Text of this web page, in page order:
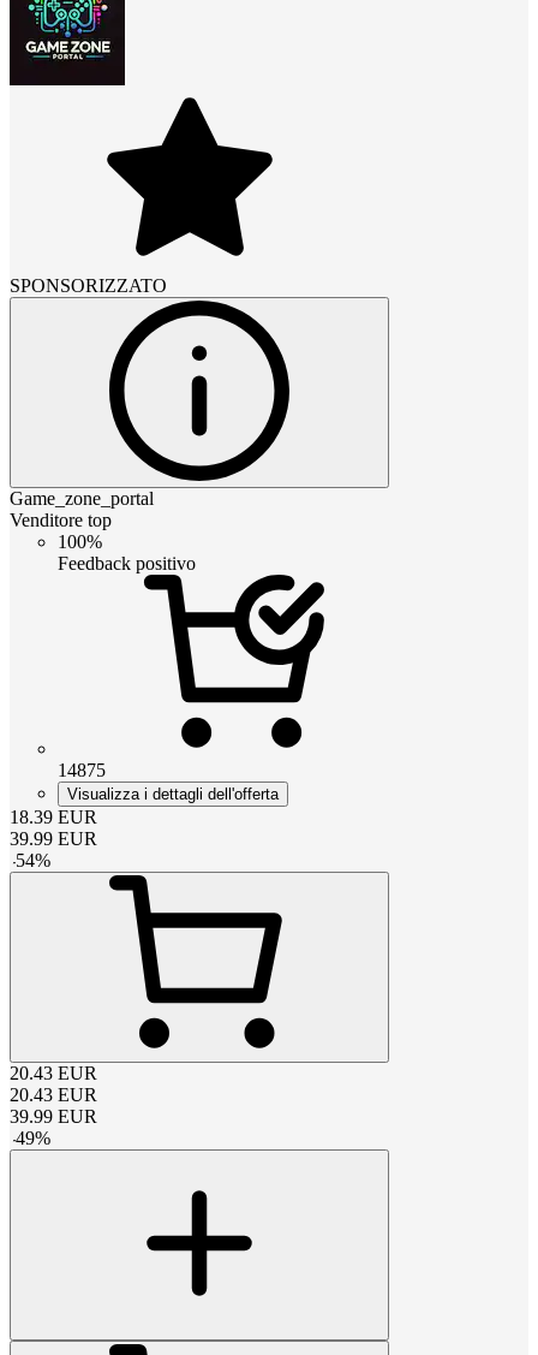
SPONSORIZZATO
Game_zone_portal
Venditore top
100%
Feedback positivo
14875
Visualizza i dettagli dell'offerta
18.39 EUR
39.99 EUR
-54%
20.43 EUR
20.43 EUR
39.99 EUR
-49%